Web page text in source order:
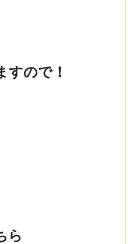
すので！
ら